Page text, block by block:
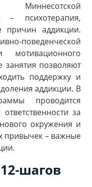
– психотерапия,
причин аддикции.
поведенческой
мотивационного
занятия позволяют
поддержку и
аддикции. В
проводится
за
окружения и
привычек – важные
шагов